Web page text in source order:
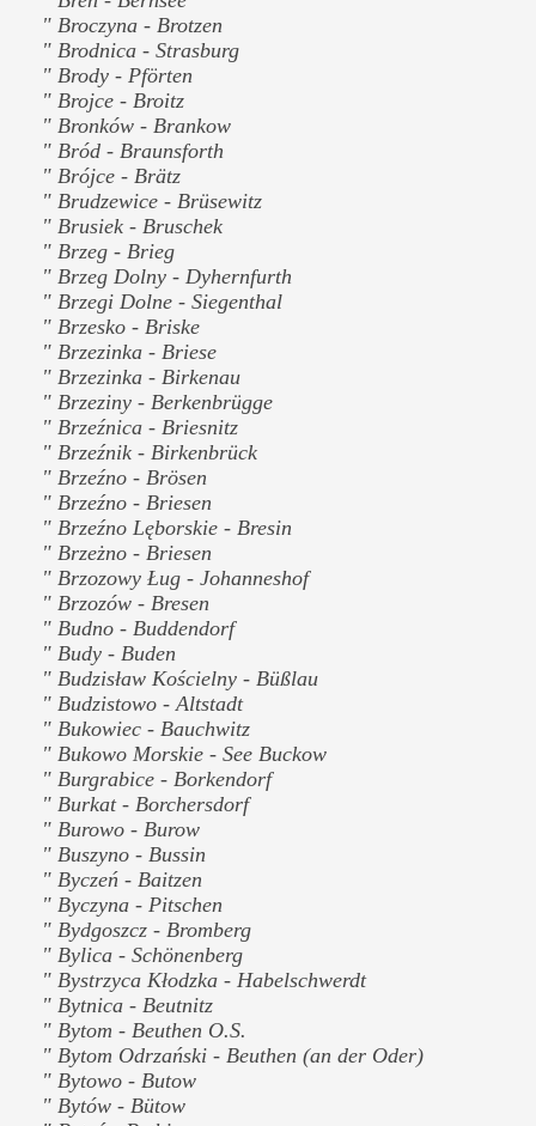
" Broczyna - Brotzen
" Brodnica - Strasburg
" Brody - Pförten
" Brojce - Broitz
" Bronków - Brankow
" Bród - Braunsforth
" Brójce - Brätz
" Brudzewice - Brüsewitz
" Brusiek - Bruschek
" Brzeg - Brieg
" Brzeg Dolny - Dyhernfurth
" Brzegi Dolne - Siegenthal
" Brzesko - Briske
" Brzezinka - Briese
" Brzezinka - Birkenau
" Brzeziny - Berkenbrügge
" Brzeźnica - Briesnitz
" Brzeźnik - Birkenbrück
" Brzeźno - Brösen
" Brzeźno - Briesen
" Brzeźno Lęborskie - Bresin
" Brzeżno - Briesen
" Brzozowy Ług - Johanneshof
" Brzozów - Bresen
" Budno - Buddendorf
" Budy - Buden
" Budzisław Kościelny - Büßlau
" Budzistowo - Altstadt
" Bukowiec - Bauchwitz
" Bukowo Morskie - See Buckow
" Burgrabice - Borkendorf
" Burkat - Borchersdorf
" Burowo - Burow
" Buszyno - Bussin
" Byczeń - Baitzen
" Byczyna - Pitschen
" Bydgoszcz - Bromberg
" Bylica - Schönenberg
" Bystrzyca Kłodzka - Habelschwerdt
" Bytnica - Beutnitz
" Bytom - Beuthen O.S.
" Bytom Odrzański - Beuthen (an der Oder)
" Bytowo - Butow
" Bytów - Bütow